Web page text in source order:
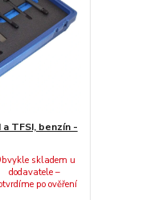
TFSI, benzín -
skladem u
dodavatele –
po ověření